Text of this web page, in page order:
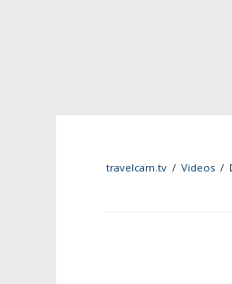
travelcam.tv / Videos /